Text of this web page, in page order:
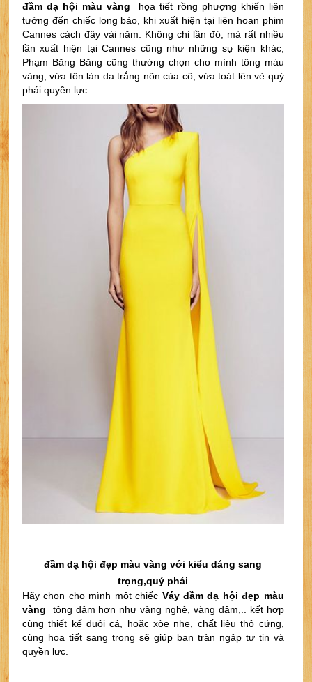
đầm dạ hội màu vàng
họa tiết rồng phượng khiến liên
tưởng đến chiếc long bào, khi xuất hiện tại liên hoan phim
Cannes cách đây vài năm. Không chỉ lần đó, mà rất nhiều
lần xuất hiện tại Cannes cũng như những sự kiện khác,
Phạm Băng Băng cũng thường chọn cho mình tông màu
vàng, vừa tôn làn da trắng nõn của cô, vừa toát lên vẻ quý
phái quyền lực.
đầm dạ hội đẹp màu vàng với kiểu dáng sang
trọng,quý phái
Hãy chọn cho mình một chiếc Váy đầm dạ hội đẹp màu
vàng
tông đậm hơn như vàng nghệ, vàng đậm,.. kết hợp
cùng thiết kế đuôi cá, hoặc xòe nhẹ, chất liệu thô cứng,
cùng họa tiết sang trọng sẽ giúp bạn tràn ngập tự tin và
quyền lực.